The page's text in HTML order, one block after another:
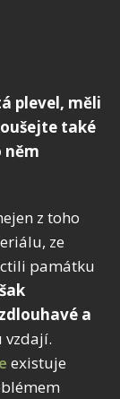
plevel, měli
také
něm
z toho
ze
památku
a
vzdají.
existuje